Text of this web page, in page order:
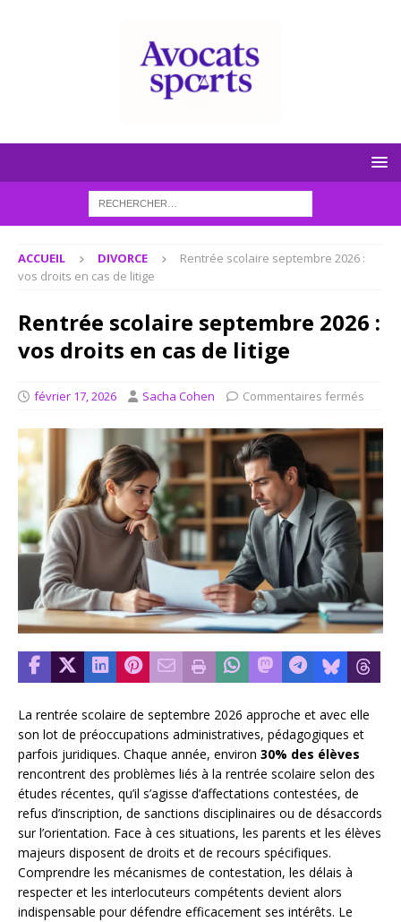
ACCUEIL DIVORCE
Rentrée scolaire septembre 2026 :
vos droits en cas de litige
Rentrée scolaire septembre 2026 :
vos droits en cas de litige
février 17, 2026 Sacha Cohen Commentaires fermés
La rentrée scolaire de septembre 2026 approche et avec elle
son lot de préoccupations administratives, pédagogiques et
parfois juridiques. Chaque année, environ 30% des élèves
rencontrent des problèmes liés à la rentrée scolaire selon des
études récentes, qu’il s’agisse d’affectations contestées, de
refus d’inscription, de sanctions disciplinaires ou de désaccords
sur l’orientation. Face à ces situations, les parents et les élèves
majeurs disposent de droits et de recours spécifiques.
Comprendre les mécanismes de contestation, les délais à
respecter et les interlocuteurs compétents devient alors
indispensable pour défendre efficacement ses intérêts. Le